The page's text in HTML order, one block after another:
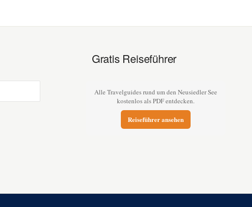
Gratis Reiseführer
Alle Travelguides rund um den Neusiedler See
kostenlos als PDF entdecken.
Reiseführer ansehen